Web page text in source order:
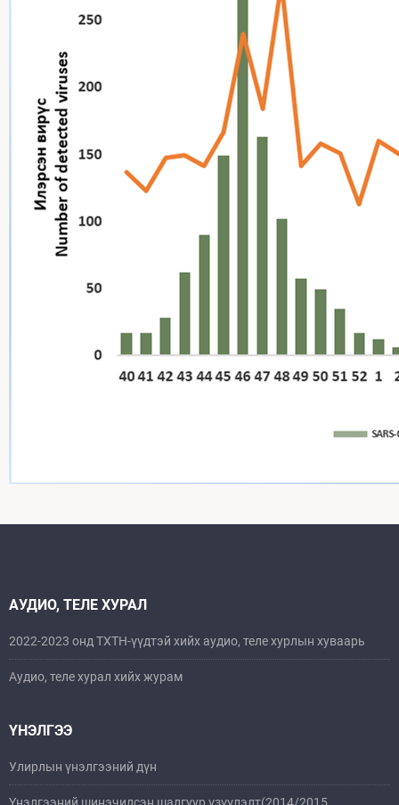
АУДИО, ТЕЛЕ ХУРАЛ
2022-2023 онд ТХТН-үүдтэй хийх аудио, теле хурлын хуваарь
Аудио, теле хурал хийх журам
ҮНЭЛГЭЭ
Улирлын үнэлгээний дүн